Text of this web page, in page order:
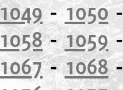
1049 -1050
1058-1059
1067-1068